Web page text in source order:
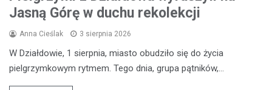
Jasną Górę w duchu rekolekcji
Anna Cieślak 3 sierpnia 2026
W Działdowie, 1 sierpnia, miasto obudziło się do życia
pielgrzymkowym rytmem. Tego dnia, grupa pątników,…